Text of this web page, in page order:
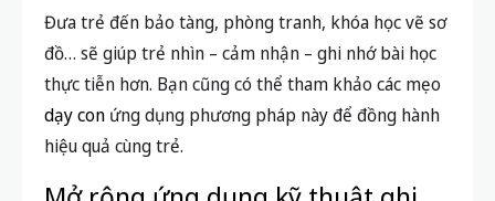
dạy con ứng dụng phương pháp này để đồng hành
hiệu quả cùng trẻ.
Mở rộng ứng dụng kỹ thuật ghi
nhớ bằng hình ảnh trong đời
sống